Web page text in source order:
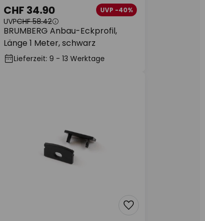
BRUMBERG Anbau-Eckprofil,
Länge 1 Meter, schwarz
CHF 34.90 UVP -40%
UVPCHF 58.42
Lieferzeit: 9 - 13 Werktage